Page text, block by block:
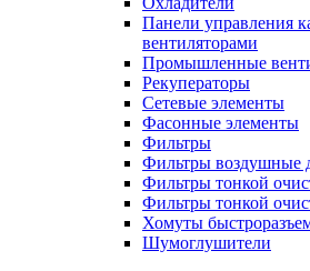
Панели управления
вентиляторами
Промышленные
Рекуператоры
Сетевые элементы
Фасонные элементы
Фильтры
Фильтры воздушные
Фильтры тонкой
Фильтры тонкой
Хомуты
Шумоглушители